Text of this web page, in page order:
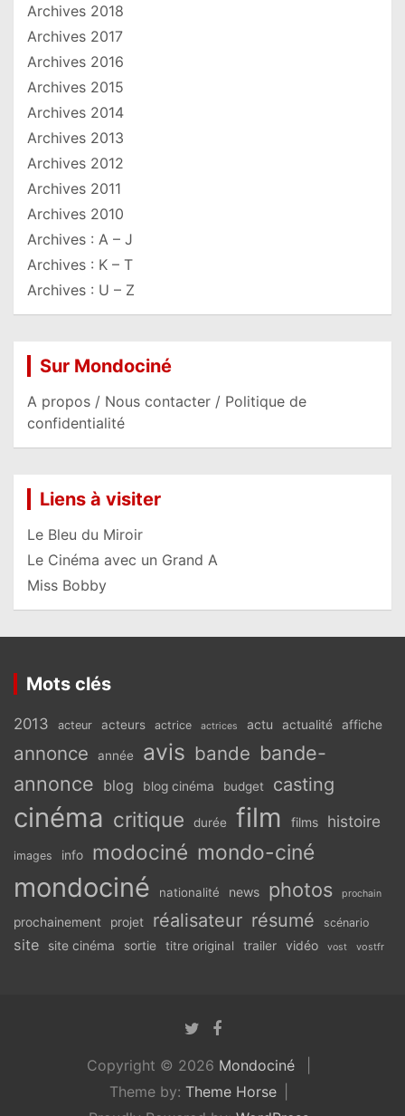
Archives 2018
Archives 2017
Archives 2016
Archives 2015
Archives 2014
Archives 2013
Archives 2012
Archives 2011
Archives 2010
Archives : A – J
Archives : K – T
Archives : U – Z
Sur Mondociné
A propos / Nous contacter / Politique de
confidentialité
Liens à visiter
Le Bleu du Miroir
Le Cinéma avec un Grand A
Miss Bobby
Mots clés
2013 acteur acteurs actrice actrices actu actualité affiche
annonce année avis bande bande-
annonce blog blog cinéma budget casting
cinéma critique durée film films histoire
images info modociné mondo-ciné
mondociné nationalité news photos prochain
prochainement projet réalisateur résumé scénario
site site cinéma sortie titre original trailer vidéo vost vostfr
Copyright © 2026 Mondociné
Theme by: Theme Horse